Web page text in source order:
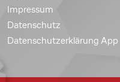
Impressum
Datenschutz
Datenschutzerklärung App